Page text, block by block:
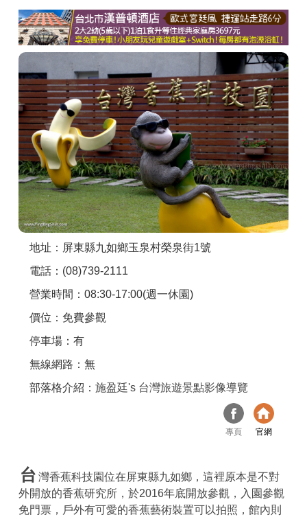
商家合作
討論區
聯絡我們
APP下載
地址：屏東縣九如鄉玉泉村榮泉街1號
電話：(08)739-2111
營業時間：08:30-17:00(週一休園)
價位：免費參觀
停車場：有
無線網路：無
部落格介紹： 施盈廷's 台灣旅遊景點影像導覽
專頁 官網
台 灣香蕉科技園位在屏東縣九如鄉，這裡原本是不對
外開放的香蕉研究所，於2016年底開放參觀，入園參觀
免門票，戶外有可愛的香蕉藝術裝置可以拍照，館內則